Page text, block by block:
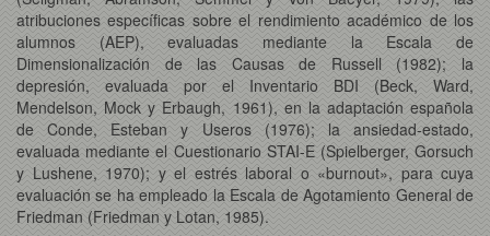
atribuciones específicas sobre el rendimiento académico de los
alumnos (AEP), evaluadas mediante la Escala de
Dimensionalización de las Causas de Russell (1982); la
depresión, evaluada por el Inventario BDI (Beck, Ward,
Mendelson, Mock y Erbaugh, 1961), en la adaptación española
de Conde, Esteban y Useros (1976); la ansiedad-estado,
evaluada mediante el Cuestionario STAI-E (Spielberger, Gorsuch
y Lushene, 1970); y el estrés laboral o «burnout», para cuya
evaluación se ha empleado la Escala de Agotamiento General de
Friedman (Friedman y Lotan, 1985).